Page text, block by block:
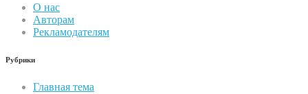
О нас
Авторам
Рекламодателям
Рубрики
Главная тема